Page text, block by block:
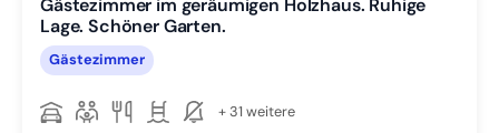
Lage. Schöner Garten.
Gästezimmer
+ 31 weitere